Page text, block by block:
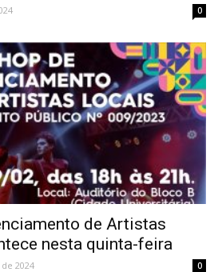
0
de Artistas
nesta quinta-feira
2024 0